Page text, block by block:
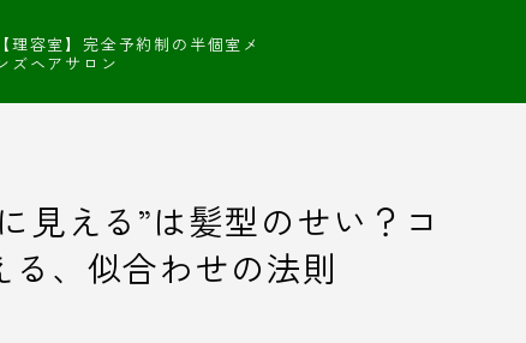
【理容室】完全予約制の半個室メ
ズヘアサロン
見える”は髪型のせい？コ
、似合わせの法則